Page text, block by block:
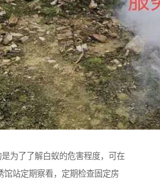
为了了解白蚁的危害程度，可在
馆站定期察看，定期检查固定房